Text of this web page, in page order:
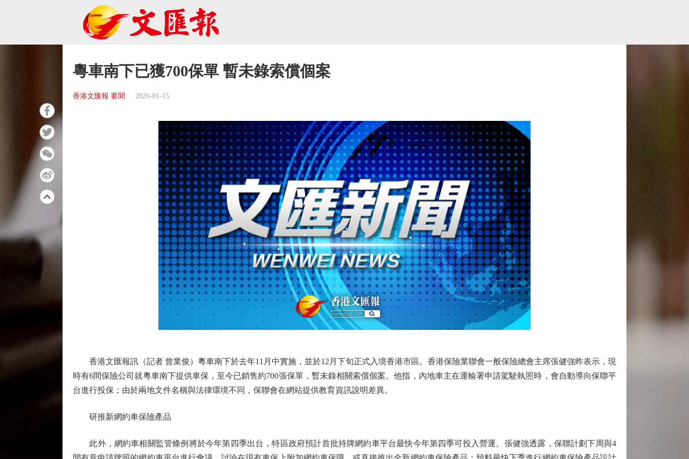
粵車南下已獲700保單 暫未錄索償個案
香港文匯報 要聞 2026-01-15
香港文匯報訊（記者 曾業俊）粵車南下於去年11月中實施，並於12月下旬正式入境香港市區。香港保險業聯會一般保險總會主席張健強昨表示，現
時有6間保險公司就粵車南下提供車保，至今已銷售約700張保單，暫未錄相關索償個案。他指，內地車主在運輸署申請駕駛執照時，會自動導向保聯平
台進行投保；由於兩地文件名稱與法律環境不同，保聯會在網站提供教育資訊說明差異。
研推新網約車保險產品
此外，網約車相關監管條例將於今年第四季出台，特區政府預計首批持牌網約車平台最快今年第四季可投入營運。張健強透露，保聯計劃下周與4